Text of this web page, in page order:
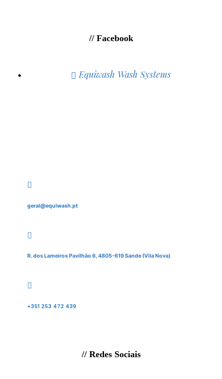
// Facebook
Equiwash Wash Systems
geral@equiwash.pt
R. dos Lameiros Pavilhão 6, 4805-619 Sande (Vila Nova)
+351 253 472 439
// Redes Sociais